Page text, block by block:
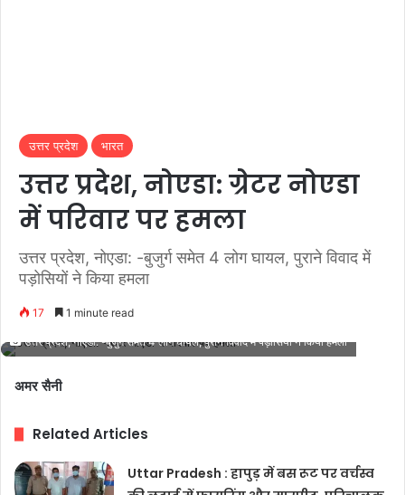
उत्तर प्रदेश भारत
उत्तर प्रदेश, नोएडा: ग्रेटर नोएडा
में परिवार पर हमला
उत्तर प्रदेश, नोएडा: -बुजुर्ग समेत 4 लोग घायल, पुराने विवाद में
पड़ोसियों ने किया हमला
17 1 minute read
उत्तर प्रदेश, नोएडा: -बुजुर्ग समेत 4 लोग घायल, पुराने विवाद में पड़ोसियों ने किया हमला
अमर सैनी
Related Articles
Uttar Pradesh : हापुड़ में बस रूट पर वर्चस्व